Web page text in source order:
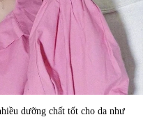
dưỡng chất tốt cho da như